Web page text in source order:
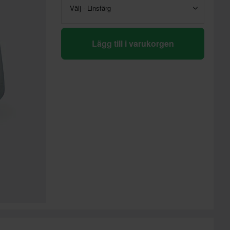
Välj - Linsfärg
Lägg till i varukorgen